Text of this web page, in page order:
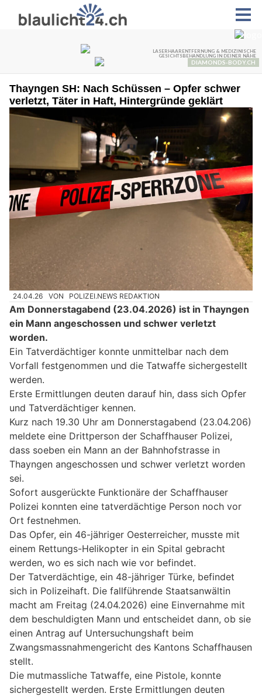
Thayngen SH: Nach Schüssen – Opfer schwer
verletzt, Täter in Haft, Hintergründe geklärt
24.04.26 VON POLIZEI.NEWS REDAKTION
Am Donnerstagabend (23.04.2026) ist in Thayngen
ein Mann angeschossen und schwer verletzt
worden.
Ein Tatverdächtiger konnte unmittelbar nach dem
Vorfall festgenommen und die Tatwaffe sichergestellt
werden.
Erste Ermittlungen deuten darauf hin, dass sich Opfer
und Tatverdächtiger kennen.
Kurz nach 19.30 Uhr am Donnerstagabend (23.04.206)
meldete eine Drittperson der Schaffhauser Polizei,
dass soeben ein Mann an der Bahnhofstrasse in
Thayngen angeschossen und schwer verletzt worden
sei.
Sofort ausgerückte Funktionäre der Schaffhauser
Polizei konnten eine tatverdächtige Person noch vor
Ort festnehmen.
Das Opfer, ein 46-jähriger Oesterreicher, musste mit
einem Rettungs-Helikopter in ein Spital gebracht
werden, wo es sich nach wie vor befindet.
Der Tatverdächtige, ein 48-jähriger Türke, befindet
sich in Polizeihaft. Die fallführende Staatsanwältin
macht am Freitag (24.04.2026) eine Einvernahme mit
dem beschuldigten Mann und entscheidet dann, ob sie
einen Antrag auf Untersuchungshaft beim
Zwangsmassnahmengericht des Kantons Schaffhausen
stellt.
Die mutmassliche Tatwaffe, eine Pistole, konnte
sichergestellt werden. Erste Ermittlungen deuten